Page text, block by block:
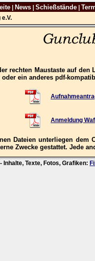
| News| Schießstände|
rechten Maustaste auf
ein anderes pdf-
Anmeldung
Dateien unterliegen
Zwecke gestattet. Jede
Texte, Fotos, Grafiken: